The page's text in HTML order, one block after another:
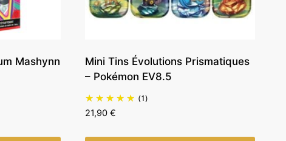
Mashynn
Mini Tins Évolutions Prismatiques
– Pokémon EV8.5
(1)
21,90 €